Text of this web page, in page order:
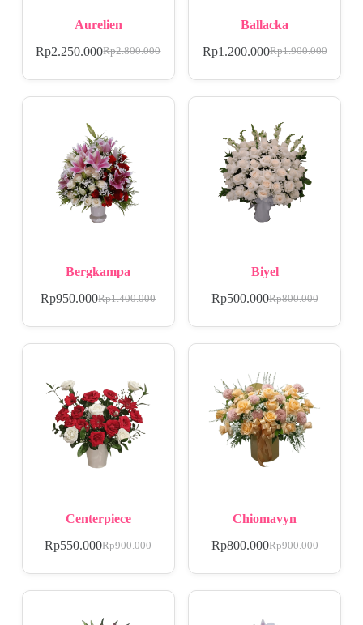
Aurelien
Rp2.800.000
Rp2.250.000
Ballacka
Rp1.900.000
Rp1.200.000
Bergkampa
Rp1.400.000
Rp950.000
Biyel
Rp800.000
Rp500.000
Centerpiece
Rp900.000
Rp550.000
Chiomavyn
Rp900.000
Rp800.000